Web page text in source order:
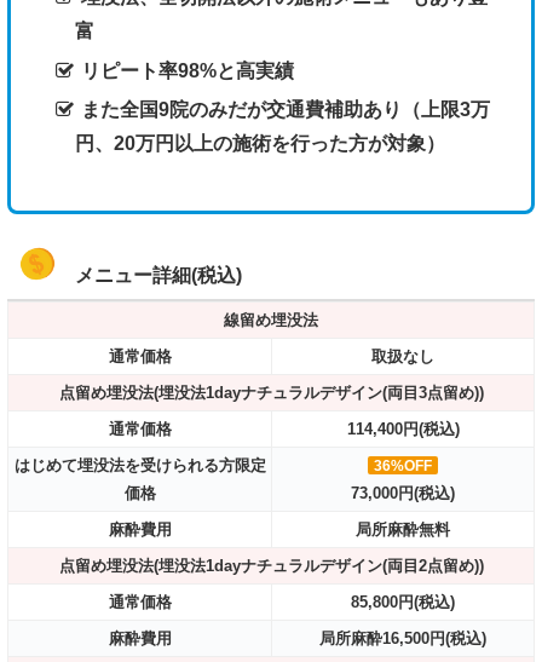
富
リピート率98%と高実績
また全国9院のみだが交通費補助あり（上限3万
円、20万円以上の施術を行った方が対象）
メニュー詳細(税込)
線留め埋没法
通常価格
取扱なし
点留め埋没法(埋没法1dayナチュラルデザイン(両目3点留め))
通常価格
114,400円(税込)
はじめて埋没法を受けられる方限定
価格
36%OFF
73,000円(税込)
麻酔費用
局所麻酔無料
点留め埋没法(埋没法1dayナチュラルデザイン(両目2点留め))
通常価格
85,800円(税込)
麻酔費用
局所麻酔16,500円(税込)